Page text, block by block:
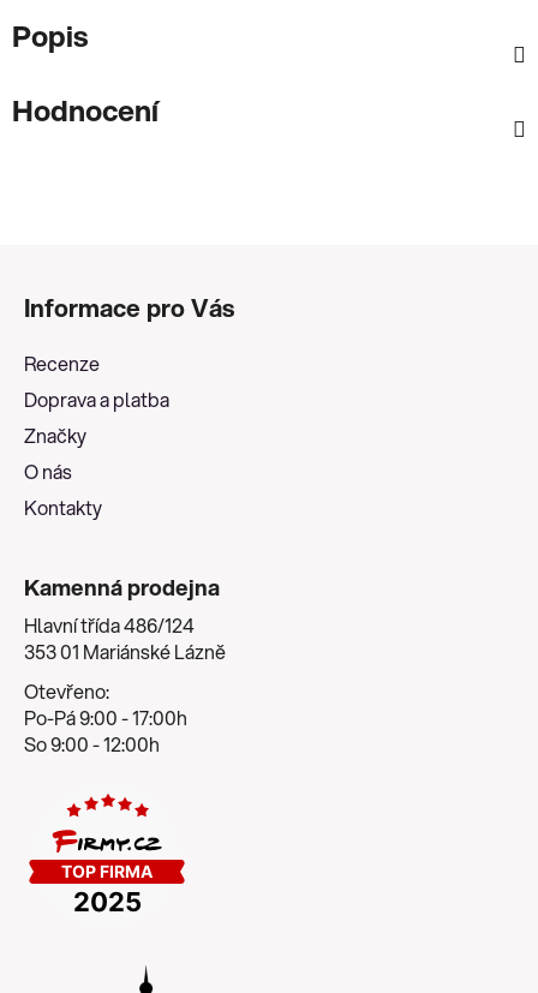
Popis
Hodnocení
Informace pro Vás
Recenze
Doprava a platba
Značky
O nás
Kontakty
Kamenná prodejna
Hlavní třída 486/124
353 01 Mariánské Lázně
Otevřeno:
Po-Pá 9:00 - 17:00h
So 9:00 - 12:00h